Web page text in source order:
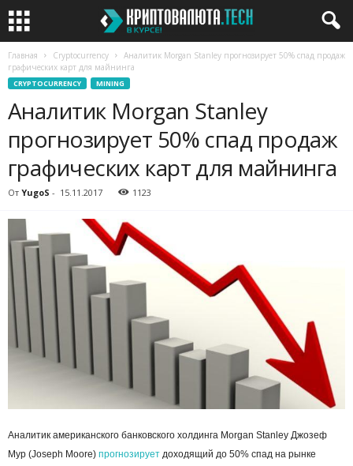
Главная Cryptocurrency
Аналитик Morgan Stanley прогнозирует 50% спад продаж
графических карт для майнинга
CRYPTOCURRENCY MINING
Аналитик Morgan Stanley
прогнозирует 50% спад продаж
графических карт для майнинга
От YugoS - 15.11.2017 1123
Аналитик американского банковского холдинга Morgan Stanley Джозеф
Мур (Joseph Moore) прогнозирует доходящий до 50% спад на рынке